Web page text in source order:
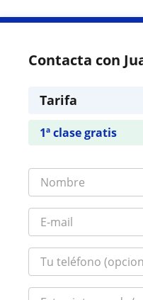
Contacta con
Tarifa
1ª clase gratis